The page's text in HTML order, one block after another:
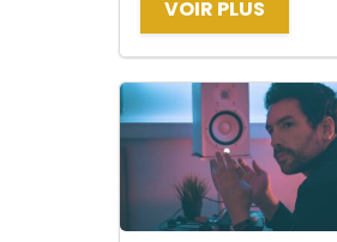
VOIR PLUS